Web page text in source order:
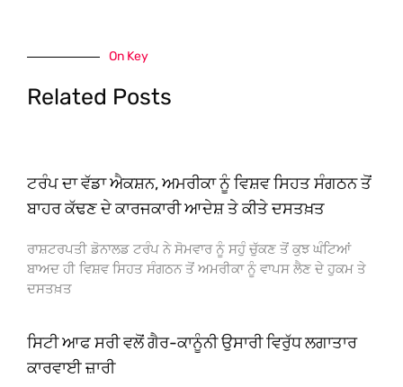
On Key
Related Posts
ਟਰੰਪ ਦਾ ਵੱਡਾ ਐਕਸ਼ਨ, ਅਮਰੀਕਾ ਨੂੰ ਵਿਸ਼ਵ ਸਿਹਤ ਸੰਗਠਨ ਤੋਂ
ਬਾਹਰ ਕੱਢਣ ਦੇ ਕਾਰਜਕਾਰੀ ਆਦੇਸ਼ ਤੇ ਕੀਤੇ ਦਸਤਖ਼ਤ
ਰਾਸ਼ਟਰਪਤੀ ਡੋਨਾਲਡ ਟਰੰਪ ਨੇ ਸੋਮਵਾਰ ਨੂੰ ਸਹੁੰ ਚੁੱਕਣ ਤੋਂ ਕੁਝ ਘੰਟਿਆਂ
ਬਾਅਦ ਹੀ ਵਿਸ਼ਵ ਸਿਹਤ ਸੰਗਠਨ ਤੋਂ ਅਮਰੀਕਾ ਨੂੰ ਵਾਪਸ ਲੈਣ ਦੇ ਹੁਕਮ ਤੇ
ਦਸਤਖ਼ਤ
ਸਿਟੀ ਆਫ ਸਰੀ ਵਲੋਂ ਗੈਰ-ਕਾਨੂੰਨੀ ਉਸਾਰੀ ਵਿਰੁੱਧ ਲਗਾਤਾਰ
ਕਾਰਵਾਈ ਜ਼ਾਰੀ